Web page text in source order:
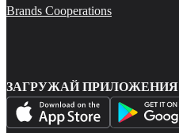
Brands Cooperations
ЗАГРУЖАЙ ПРИЛОЖЕНИЯ